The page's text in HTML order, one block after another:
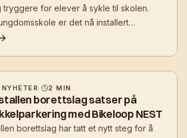
tryggere for elever å sykle til skolen.
er det nå installert
en smart løsning for sikker
· NYHETER· 2 MIN
borettslag satser på
med Bikeloop NEST
borettslag har tatt et nytt steg for å